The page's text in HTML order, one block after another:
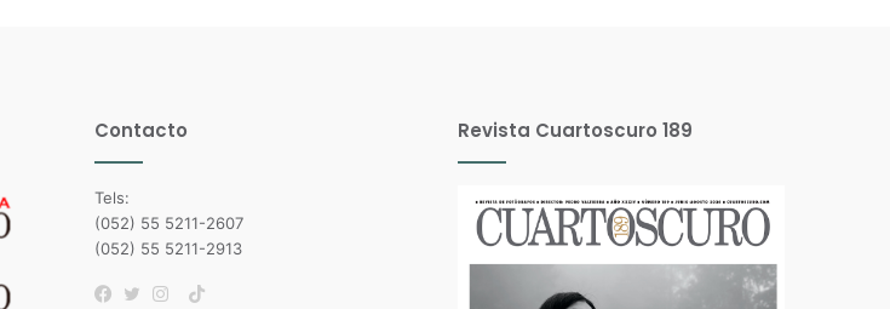
Contacto
Tels:
(052) 55 5211-2607
(052) 55 5211-2913
TikTok
Revista Cuartoscuro 189